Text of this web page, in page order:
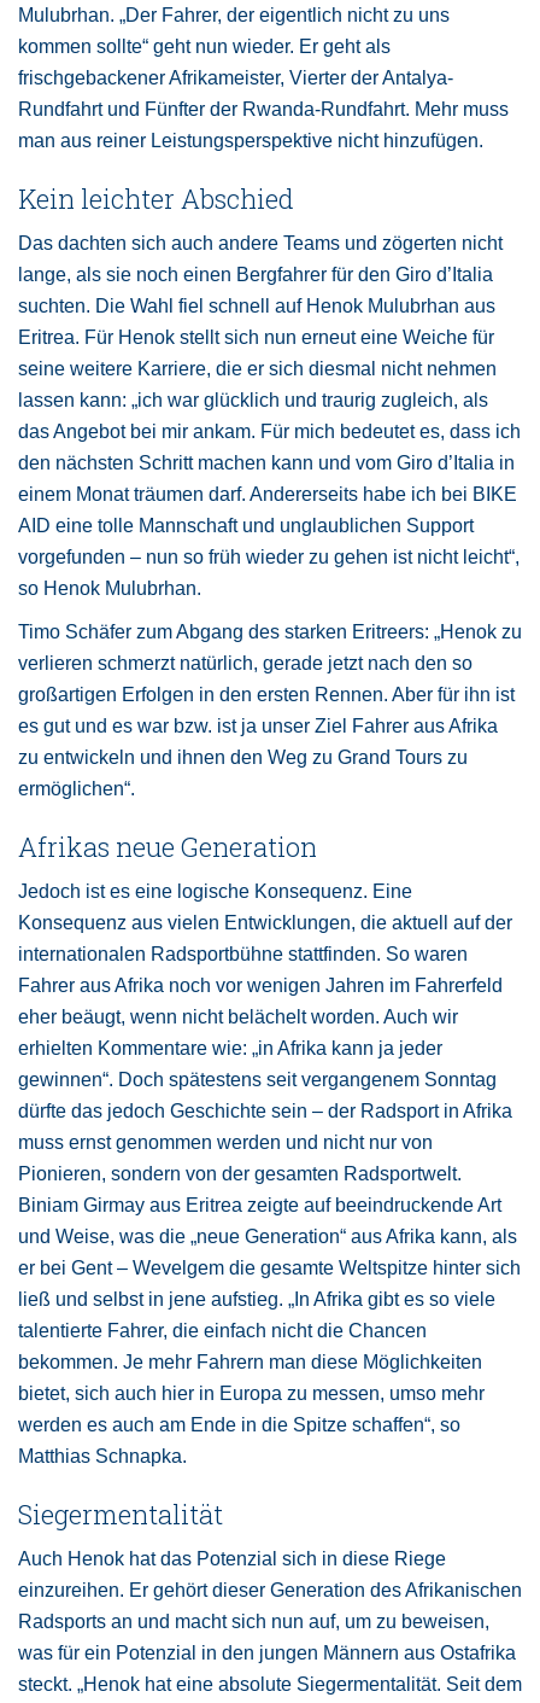
Mulubrhan. „Der Fahrer, der eigentlich nicht zu uns
kommen sollte“ geht nun wieder. Er geht als
frischgebackener Afrikameister, Vierter der Antalya-
Rundfahrt und Fünfter der Rwanda-Rundfahrt. Mehr muss
man aus reiner Leistungsperspektive nicht hinzufügen.
Kein leichter Abschied
Das dachten sich auch andere Teams und zögerten nicht
lange, als sie noch einen Bergfahrer für den Giro d’Italia
suchten. Die Wahl fiel schnell auf Henok Mulubrhan aus
Eritrea. Für Henok stellt sich nun erneut eine Weiche für
seine weitere Karriere, die er sich diesmal nicht nehmen
lassen kann: „ich war glücklich und traurig zugleich, als
das Angebot bei mir ankam. Für mich bedeutet es, dass ich
den nächsten Schritt machen kann und vom Giro d’Italia in
einem Monat träumen darf. Andererseits habe ich bei BIKE
AID eine tolle Mannschaft und unglaublichen Support
vorgefunden – nun so früh wieder zu gehen ist nicht leicht“,
so Henok Mulubrhan.
Timo Schäfer zum Abgang des starken Eritreers: „Henok zu
verlieren schmerzt natürlich, gerade jetzt nach den so
großartigen Erfolgen in den ersten Rennen. Aber für ihn ist
es gut und es war bzw. ist ja unser Ziel Fahrer aus Afrika
zu entwickeln und ihnen den Weg zu Grand Tours zu
ermöglichen“.
Afrikas neue Generation
Jedoch ist es eine logische Konsequenz. Eine
Konsequenz aus vielen Entwicklungen, die aktuell auf der
internationalen Radsportbühne stattfinden. So waren
Fahrer aus Afrika noch vor wenigen Jahren im Fahrerfeld
eher beäugt, wenn nicht belächelt worden. Auch wir
erhielten Kommentare wie: „in Afrika kann ja jeder
gewinnen“. Doch spätestens seit vergangenem Sonntag
dürfte das jedoch Geschichte sein – der Radsport in Afrika
muss ernst genommen werden und nicht nur von
Pionieren, sondern von der gesamten Radsportwelt.
Biniam Girmay aus Eritrea zeigte auf beeindruckende Art
und Weise, was die „neue Generation“ aus Afrika kann, als
er bei Gent – Wevelgem die gesamte Weltspitze hinter sich
ließ und selbst in jene aufstieg. „In Afrika gibt es so viele
talentierte Fahrer, die einfach nicht die Chancen
bekommen. Je mehr Fahrern man diese Möglichkeiten
bietet, sich auch hier in Europa zu messen, umso mehr
werden es auch am Ende in die Spitze schaffen“, so
Matthias Schnapka.
Siegermentalität
Auch Henok hat das Potenzial sich in diese Riege
einzureihen. Er gehört dieser Generation des Afrikanischen
Radsports an und macht sich nun auf, um zu beweisen,
was für ein Potenzial in den jungen Männern aus Ostafrika
steckt. „Henok hat eine absolute Siegermentalität. Seit dem